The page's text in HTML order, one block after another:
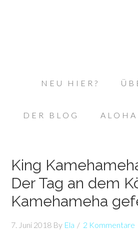
NEU HIER?
DER BLOG
King
Der Tag an dem
Kamehameha
7. Juni 2018 By Ela 2 Kommentare